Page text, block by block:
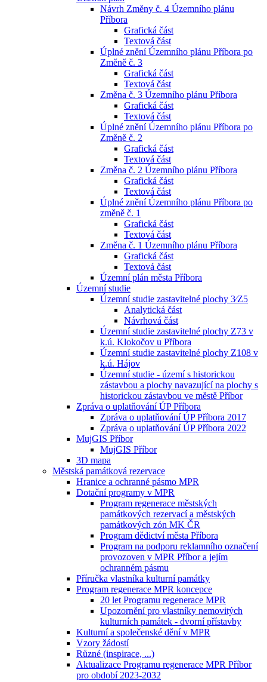
Návrh Změny č. 4 Územního plánu
Příbora
Grafická část
Textová část
Úplné znění Územního plánu Příbora po
Změně č. 3
Grafická část
Textová část
Změna č. 3 Územního plánu Příbora
Grafická část
Textová část
Úplné znění Územního plánu Příbora po
Změně č. 2
Grafická část
Textová část
Změna č. 2 Územního plánu Příbora
Grafická část
Textová část
Úplné znění Územního plánu Příbora po
změně č. 1
Grafická část
Textová část
Změna č. 1 Územního plánu Příbora
Grafická část
Textová část
Územní plán města Příbora
Územní studie
Územní studie zastavitelné plochy 3⁄Z5
Analytická část
Návrhová část
Územní studie zastavitelné plochy Z73 v
k.ú. Klokočov u Příbora
Územní studie zastavitelné plochy Z108 v
k.ú. Hájov
Územní studie - území s historickou
zástavbou a plochy navazující na plochy s
historickou zástavbou ve městě Příbor
Zpráva o uplatňování ÚP Příbora
Zpráva o uplatňování ÚP Příbora 2017
Zpráva o uplatňování ÚP Příbora 2022
MujGIS Příbor
MujGIS Příbor
3D mapa
Městská památková rezervace
Hranice a ochranné pásmo MPR
Dotační programy v MPR
Program regenerace městských
památkových rezervací a městských
památkových zón MK ČR
Program dědictví města Příbora
Program na podporu reklamního označení
provozoven v MPR Příbor a jejím
ochranném pásmu
Příručka vlastníka kulturní památky
Program regenerace MPR koncepce
20 let Programu regenerace MPR
Upozornění pro vlastníky nemovitých
kulturních památek - dvorní přístavby
Kulturní a společenské dění v MPR
Vzory žádostí
Různé (inspirace, ...)
Aktualizace Programu regenerace MPR Příbor
pro období 2023-2032